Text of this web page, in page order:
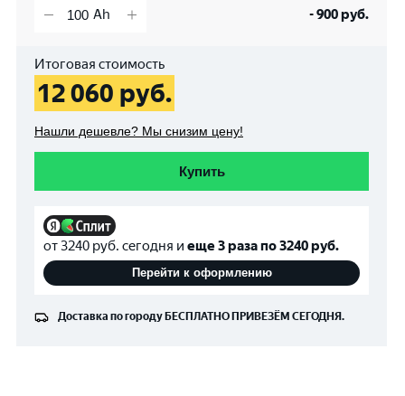
-900руб.
Итоговая стоимость
12 060 руб.
Нашли дешевле? Мы снизим цену!
Купить
от 3240 руб. сегодня и еще 3 раза по3240руб.
Перейти к оформлению
Доставка по городуБЕСПЛАТНОПРИВЕЗЁМ СЕГОДНЯ.